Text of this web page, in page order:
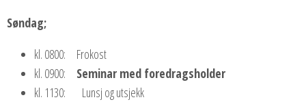
Søndag;
kl. 0800: Frokost
kl. 0900: Seminar med foredragsholder
kl. 1130: Lunsj og utsjekk